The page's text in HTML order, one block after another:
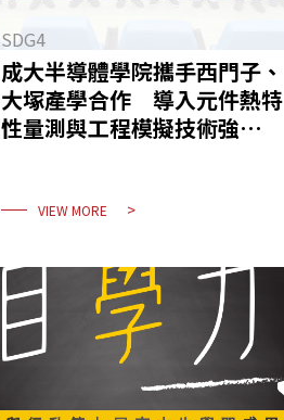
SDG4
成大半導體學院攜手西門子、
大塚產學合作 導入元件熱特
性量測與工程模擬技術強化產
VIEW MORE